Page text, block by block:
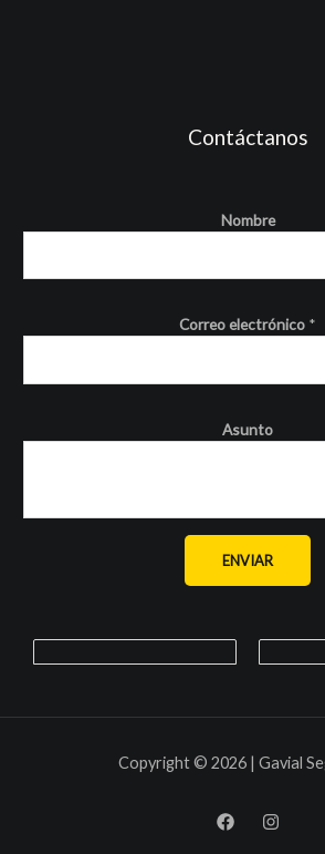
Contáctanos
Nombre
Correo electrónico *
Asunto
ENVIAR
Copyright © 2026 | Gavial